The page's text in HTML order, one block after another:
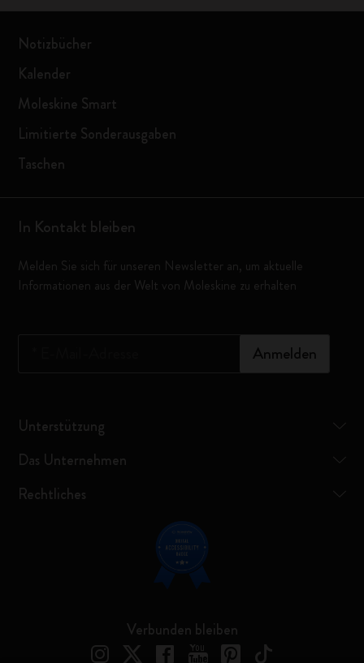
Notizbücher
Kalender
Moleskine Smart
Limitierte Sonderausgaben
Taschen
In Kontakt bleiben
Melden Sie sich für unseren Newsletter an, um aktuelle
Informationen aus der Welt von Moleskine zu erhalten
Anmelden
Unterstützung
Das Unternehmen
Rechtliches
Verbunden bleiben